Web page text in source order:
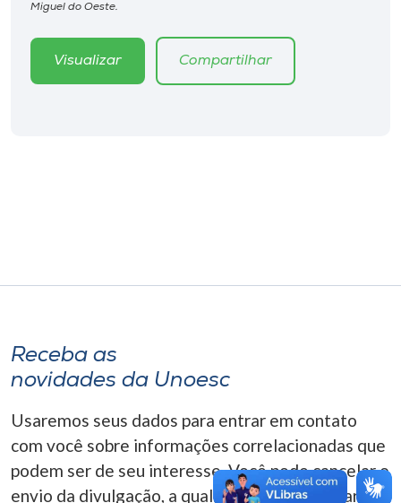
Editora
Rádio
o idioma
A-
Miguel do Oeste.
Visualizar Compartilhar
Receba as
novidades da Unoesc
Usaremos seus dados para entrar em contato
com você sobre informações correlacionadas que
podem ser de seu interesse. Você pode cancelar o
envio da divulgação, a qualquer momento. Para